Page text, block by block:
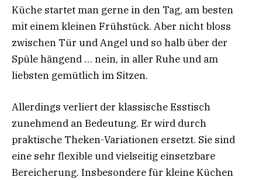
Küche startet man gerne in den Tag, am besten
mit einem kleinen Frühstück. Aber nicht bloss
zwischen Tür und Angel und so halb über der
Spüle hängend … nein, in aller Ruhe und am
liebsten gemütlich im Sitzen.
Allerdings verliert der klassische Esstisch
zunehmend an Bedeutung. Er wird durch
praktische Theken-Variationen ersetzt. Sie sind
eine sehr flexible und vielseitig einsetzbare
Bereicherung. Insbesondere für kleine Küchen